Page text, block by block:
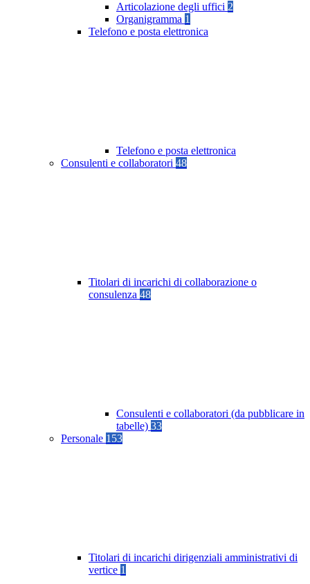
Articolazione degli uffici 2
Organigramma 1
Telefono e posta elettronica
Telefono e posta elettronica
Consulenti e collaboratori 48
Titolari di incarichi di collaborazione o
consulenza 48
Consulenti e collaboratori (da pubblicare in
tabelle) 33
Personale 153
Titolari di incarichi dirigenziali amministrativi di
vertice 1